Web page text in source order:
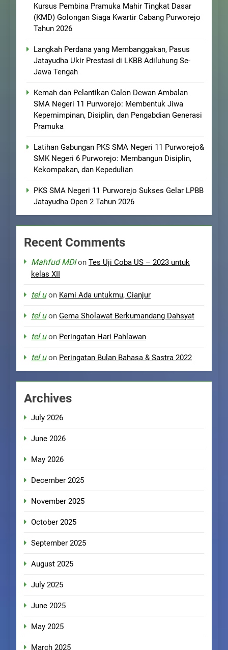
Kursus Pembina Pramuka Mahir Tingkat Dasar
(KMD) Golongan Siaga Kwartir Cabang Purworejo
Tahun 2026
Langkah Perdana yang Membanggakan, Pasus
Jatayudha Ukir Prestasi di LKBB Adiluhung Se-
Jawa Tengah
Kemah dan Pelantikan Calon Dewan Ambalan
SMA Negeri 11 Purworejo: Membentuk Jiwa
Kepemimpinan, Disiplin, dan Pengabdian Generasi
Pramuka
Latihan Gabungan PKS SMA Negeri 11 Purworejo&
SMK Negeri 6 Purworejo: Membangun Disiplin,
Kekompakan, dan Kepedulian
PKS SMA Negeri 11 Purworejo Sukses Gelar LPBB
Jatayudha Open 2 Tahun 2026
Recent Comments
Mahfud MDIon Tes Uji Coba US – 2023 untuk
kelas XII
tel uon Kami Ada untukmu, Cianjur
tel uon Gema Sholawat Berkumandang Dahsyat
tel uon Peringatan Hari Pahlawan
tel uon Peringatan Bulan Bahasa & Sastra 2022
Archives
July 2026
June 2026
May 2026
December 2025
November 2025
October 2025
September 2025
August 2025
July 2025
June 2025
May 2025
March 2025